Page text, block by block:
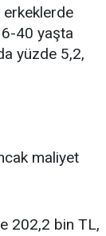
erkeklerde
40 yaşta
yüzde 5,2,
maliyet
202,2 bin TL,